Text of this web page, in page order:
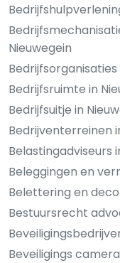
Nieuwegein
Bedrijfsorganisaties
Bedrijfsruimte in
Bedrijfsuitje in
Bedrijventerreinen
Belastingadviseurs
Beleggingen en
Belettering en
Bestuursrecht
Beveiligings